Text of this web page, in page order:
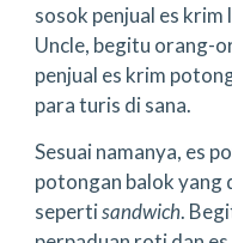
sosok penjual es krim
Uncle, begitu orang-
penjual es krim
para turis di sana.
Sesuai namanya, es
potongan balok
sepertisandwich.